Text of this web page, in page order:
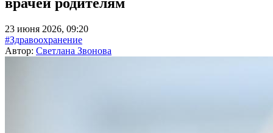
23 июня 2026, 09:20
#Здравоохранение
Автор: Светлана Звонова